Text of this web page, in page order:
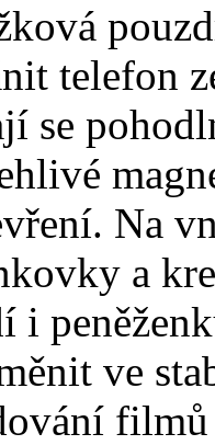
telefon
se
Na
a
i
ve